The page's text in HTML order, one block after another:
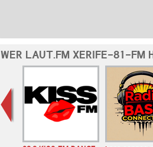
WER LAUT.FM XERIFE-81-FM